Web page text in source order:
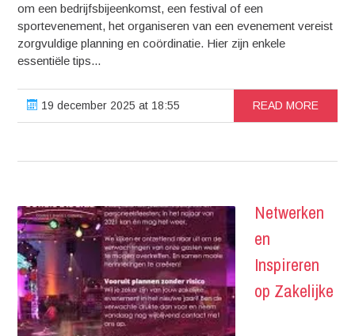
om een bedrijfsbijeenkomst, een festival of een
sportevenement, het organiseren van een evenement vereist
zorgvuldige planning en coördinatie. Hier zijn enkele
essentiële tips...
19 december 2025 at 18:55 READ MORE
Netwerken
en
Inspireren
op Zakelijke